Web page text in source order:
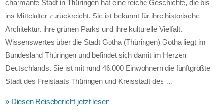
charmante Stadt in Thüringen hat eine reiche Geschichte, die bis
ins Mittelalter zurückreicht. Sie ist bekannt für ihre historische
Architektur, ihre grünen Parks und ihre kulturelle Vielfalt.
Wissenswertes über die Stadt Gotha (Thüringen) Gotha liegt im
Bundesland Thüringen und befindet sich damit im Herzen
Deutschlands. Sie ist mit rund 46.000 Einwohnern die fünftgrößte
Stadt des Freistaats Thüringen und Kreisstadt des …
» Diesen Reisebericht jetzt lesen